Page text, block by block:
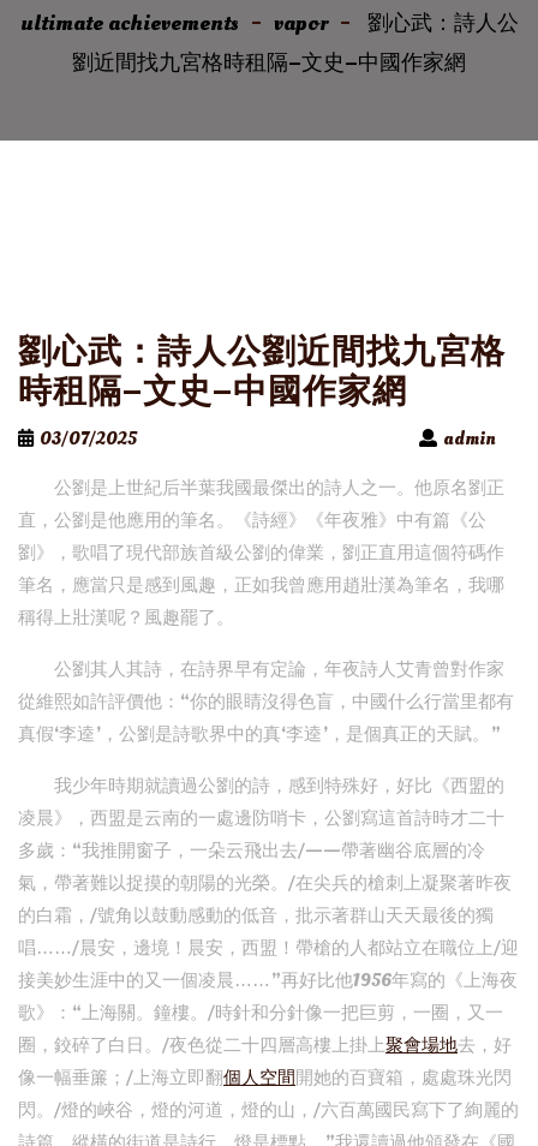
ultimate achievements
vapor
劉心武：詩人公
劉近間找九宮格時租隔–文史–中國作家網
劉心武：詩人公劉近間找九宮格
時租隔–文史–中國作家網
03/07/2025
admin
公劉是上世紀后半葉我國最傑出的詩人之一。他原名劉正
直，公劉是他應用的筆名。《詩經》《年夜雅》中有篇《公
劉》，歌唱了現代部族首級公劉的偉業，劉正直用這個符碼作
筆名，應當只是感到風趣，正如我曾應用趙壯漢為筆名，我哪
稱得上壯漢呢？風趣罷了。
公劉其人其詩，在詩界早有定論，年夜詩人艾青曾對作家
從維熙如許評價他：“你的眼睛沒得色盲，中國什么行當里都有
真假‘李逵’，公劉是詩歌界中的真‘李逵’，是個真正的天賦。”
我少年時期就讀過公劉的詩，感到特殊好，好比《西盟的
凌晨》，西盟是云南的一處邊防哨卡，公劉寫這首詩時才二十
多歲：“我推開窗子，一朵云飛出去/——帶著幽谷底層的冷
氣，帶著難以捉摸的朝陽的光榮。/在尖兵的槍刺上凝聚著昨夜
的白霜，/號角以鼓動感動的低音，批示著群山天天最後的獨
唱……/晨安，邊境！晨安，西盟！帶槍的人都站立在職位上/迎
接美妙生涯中的又一個凌晨……”再好比他1956年寫的《上海夜
歌》：“上海關。鐘樓。/時針和分針像一把巨剪，一圈，又一
圈，鉸碎了白日。/夜色從二十四層高樓上掛上聚會場地去，好
像一幅垂簾；/上海立即翻個人空間開她的百寶箱，處處珠光閃
閃。/燈的峽谷，燈的河道，燈的山，/六百萬國民寫下了絢麗的